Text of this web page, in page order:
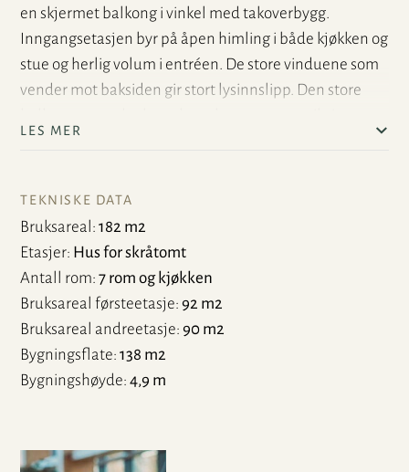
en skjermet balkong i vinkel med takoverbygg.
Inngangsetasjen byr på åpen himling i både kjøkken og
stue og herlig volum i entréen. De store vinduene som
vender mot baksiden gir stort lysinnslipp. Den store
du leter etter et spennende hus med moderne innslag
og mye oppbevaringsplass, er dette det perfekte huset.
Her er det også store walk-in-closet,
skyvedørsgarderober og vanlige klesskap. Det store
vaskerommet, plassert på nedre plan, fører ut til
hagen.
LES MER
TEKNISKE DATA
Bruksareal
182 m2
Etasjer Hus for skråtomt
Antall rom 7 rom og kjøkken
Bruksareal førsteetasje 92 m2
Bruksareal andreetasje 90 m2
Bygningsflate 138 m2
Bygningshøyde 4,9 m